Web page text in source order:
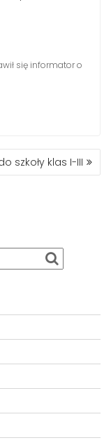
się informator o
szkoły klas I-III